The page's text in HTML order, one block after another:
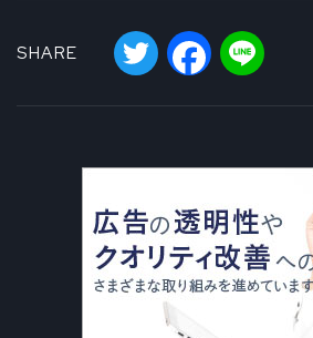
SHARE
Twitter Facebook